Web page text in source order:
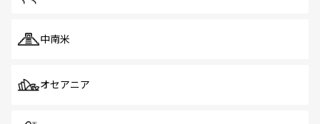
中南米
オセアニア